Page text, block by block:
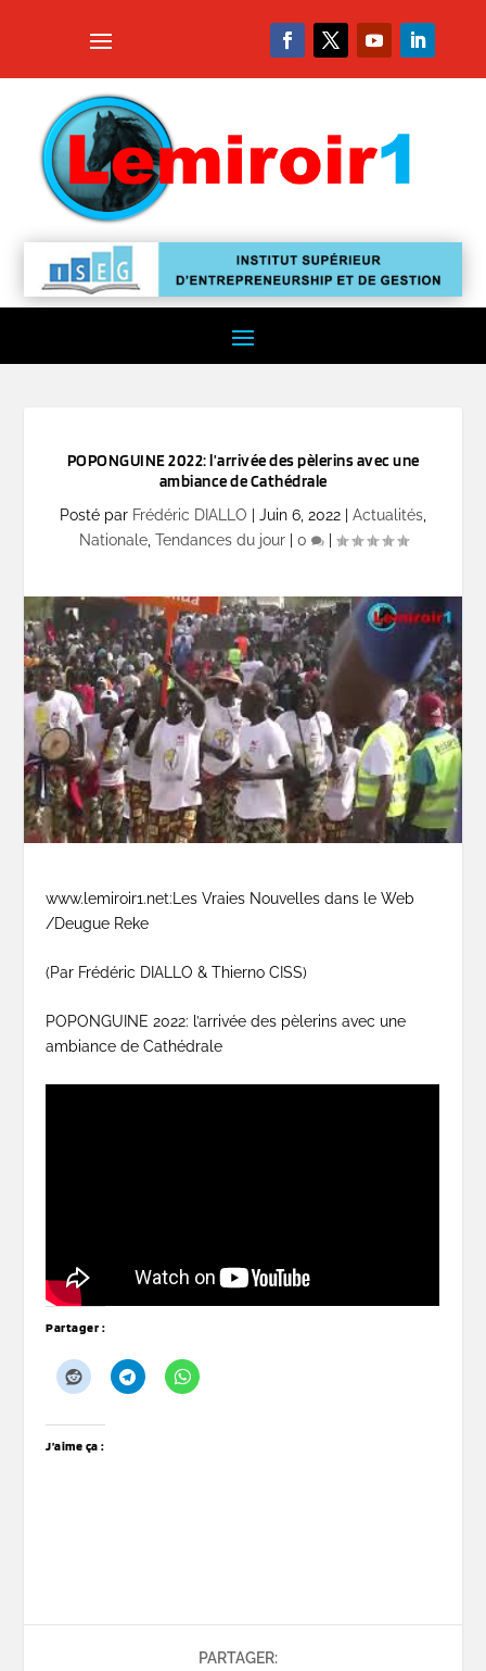
POPONGUINE 2022: l’arrivée des pèlerins avec une
ambiance de Cathédrale
Posté par Frédéric DIALLO Juin 6, 2022 Actualités
Nationale, Tendances du jour| 0 |
www.lemiroir1.net:Les Vraies Nouvelles dans le Web
/Deugue Reke
(Par Frédéric DIALLO & Thierno CISS)
POPONGUINE 2022: l’arrivée des pèlerins avec une
ambiance de Cathédrale
Partager :
J’aime ça :
PARTAGER: